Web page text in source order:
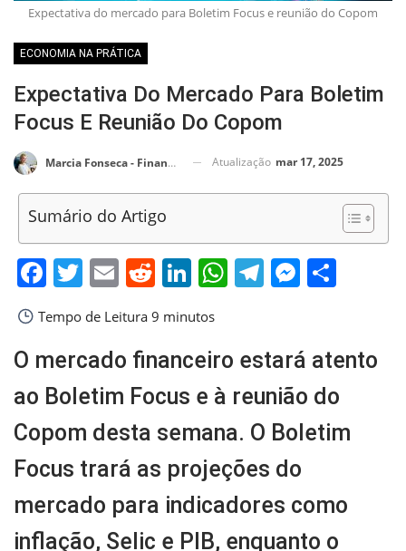
Expectativa do mercado para Boletim Focus e reunião do Copom
ECONOMIA NA PRÁTICA
Expectativa Do Mercado Para Boletim
Focus E Reunião Do Copom
Marcia Fonseca - Financial Consultant Atualização mar 17, 2025
Sumário do Artigo
Facebook
Twitter
EmailReddit
LinkedIn
WhatsApp
Telegram
Tempo de Leitura 9 minutos
O mercado financeiro estará atento
ao Boletim Focus e à reunião do
Copom desta semana. O Boletim
Focus trará as projeções do
mercado para indicadores como
inflação, Selic e PIB, enquanto o